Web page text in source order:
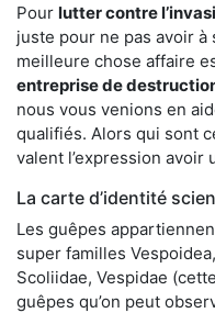
Pour lutter contre
juste pour ne pas avoir
meilleure chose affaire
entreprise de
nous vous venions en
qualifiés. Alors qui sont
valent l’expression avoir
La carte d’identité
Les guêpes
super familles
Scoliidae, Vespidae
guêpes qu’on peut